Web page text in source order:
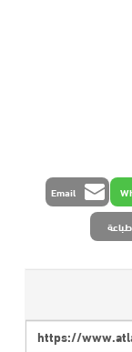
Email
طباعة